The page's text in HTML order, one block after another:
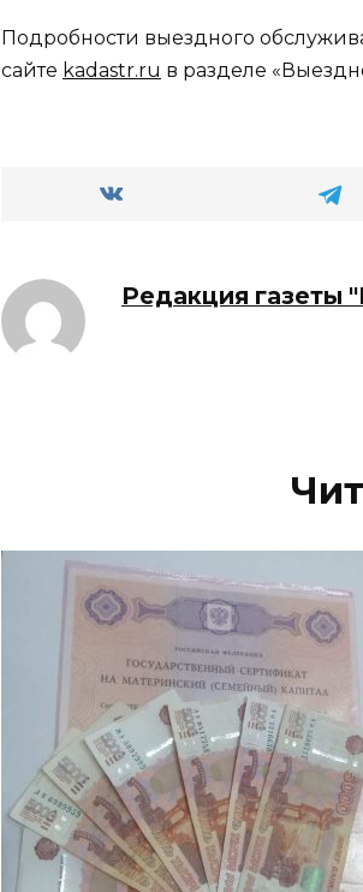
Подробности выездного
сайте kadastr.ru в разделе
Редакция газеты